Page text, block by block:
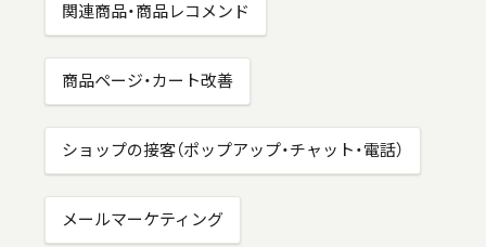
関連商品・商品レコメンド
商品ページ・カート改善
ショップの接客（ポップアップ・チャット・電話）
メールマーケティング